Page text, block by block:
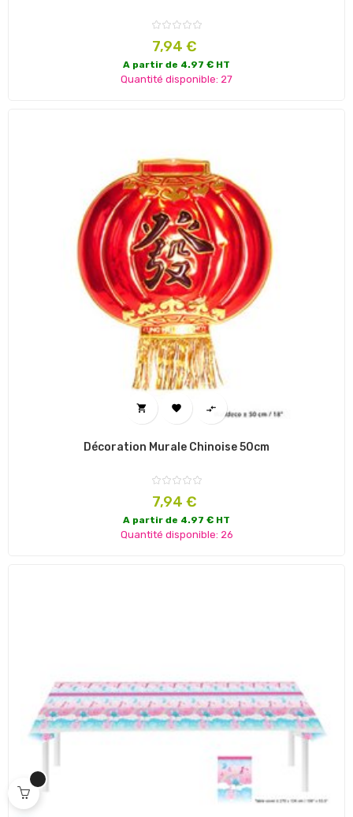
Prix
7,94 €
A partir de 4.97 € HT
Quantité disponible: 27
  
Décoration Murale Chinoise 50cm
Prix
7,94 €
A partir de 4.97 € HT
Quantité disponible: 26